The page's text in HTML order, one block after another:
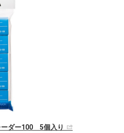
ダー100 5個入り